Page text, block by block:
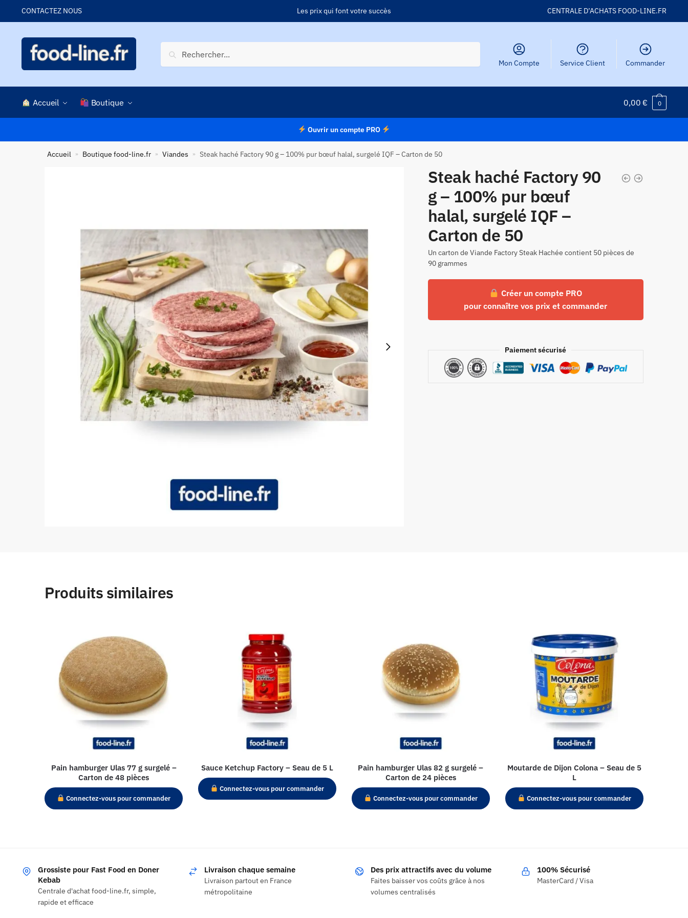
CONTACTEZ NOUS Les prix qui font votre succès CENTRALE D’ACHATS FOOD-LINE.FR
pour :
Recherche
Mon Compte Service Client Commander
Accueil Boutique 0,00 € 0
Ouvrir un compte PRO
Accueil » Boutique food-line.fr » Viandes » Steak haché Factory 90 g – 100% pur bœuf halal, surgelé IQF – Carton de 50
Steak haché Factory 90
g – 100% pur bœuf
halal, surgelé IQF –
Carton de 50
Un carton de Viande Factory Steak Hachée contient 50 pièces de
90 grammes
Créer un compte PRO
pour connaître vos prix et commander
Paiement sécurisé
Produits similaires
Pain hamburger Ulas 77 g surgelé –
Carton de 48 pièces
Connectez-vous pour commander
Sauce Ketchup Factory – Seau de 5 L
Connectez-vous pour commander
Pain hamburger Ulas 82 g surgelé –
Carton de 24 pièces
Connectez-vous pour commander
Moutarde de Dijon Colona – Seau de 5
L
Connectez-vous pour commander
Grossiste pour Fast Food en Doner
Kebab
Centrale d'achat food-line.fr, simple,
rapide et efficace
Livraison chaque semaine
Livraison partout en France
métropolitaine
Des prix attractifs avec du volume
Faites baisser vos coûts grâce à nos
volumes centralisés
100% Sécurisé
MasterCard / Visa